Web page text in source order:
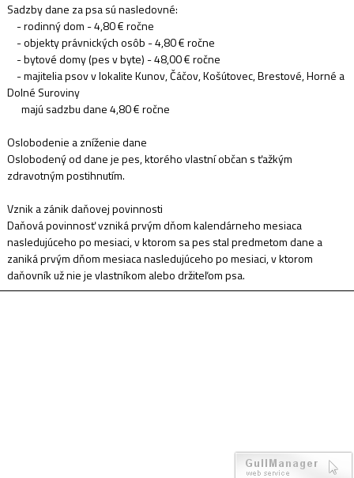
Sadzby dane za psa sú nasledovné:
- rodinný dom - 4,80 € ročne
- objekty právnických osôb - 4,80 € ročne
- bytové domy (pes v byte) - 48,00 € ročne
- majitelia psov v lokalite Kunov, Čáčov, Košútovec, Brestové, Horné a
Dolné Suroviny
majú sadzbu dane 4,80 € ročne
Oslobodenie a zníženie dane
Oslobodený od dane je pes, ktorého vlastní občan s ťažkým
zdravotným postihnutím.
Vznik a zánik daňovej povinnosti
Daňová povinnosť vzniká prvým dňom kalendárneho mesiaca
nasledujúceho po mesiaci, v ktorom sa pes stal predmetom dane a
zaniká prvým dňom mesiaca nasledujúceho po mesiaci, v ktorom
daňovník už nie je vlastníkom alebo držiteľom psa.